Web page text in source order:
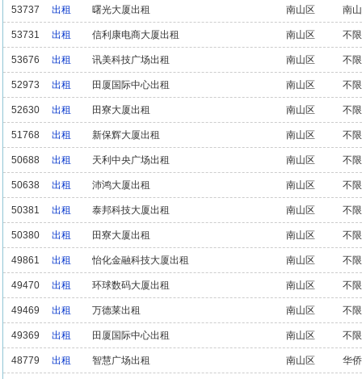
53737 出租 曙光大厦出租 南山区 南山
53731 出租 信利康电商大厦出租 南山区 不限
53676 出租 讯美科技广场出租 南山区 不限
52973 出租 田厦国际中心出租 南山区 不限
52630 出租 田寮大厦出租 南山区 不限
51768 出租 新保辉大厦出租 南山区 不限
50688 出租 天利中央广场出租 南山区 不限
50638 出租 沛鸿大厦出租 南山区 不限
50381 出租 泰邦科技大厦出租 南山区 不限
50380 出租 田寮大厦出租 南山区 不限
49861 出租 怡化金融科技大厦出租 南山区 不限
49470 出租 环球数码大厦出租 南山区 不限
49469 出租 万德莱出租 南山区 不限
49369 出租 田厦国际中心出租 南山区 不限
48779 出租 智慧广场出租 南山区 华